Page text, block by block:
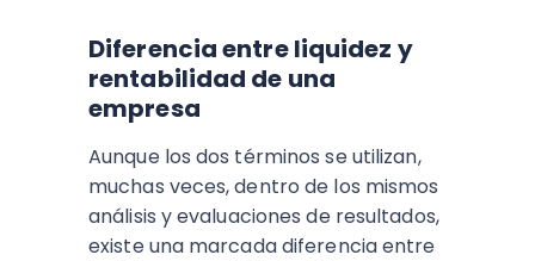
Diferencia entre liquidez y
rentabilidad de una
empresa
Aunque los dos términos se utilizan,
muchas veces, dentro de los mismos
análisis y evaluaciones de resultados,
existe una marcada diferencia entre